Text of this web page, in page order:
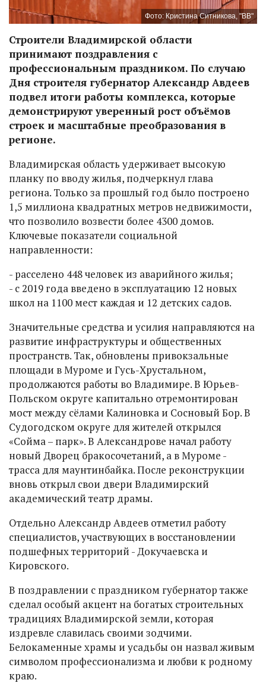
Фото: Кристина Ситникова, "ВВ"
Строители Владимирской области
принимают поздравления с
профессиональным праздником. По случаю
Дня строителя губернатор Александр Авдеев
подвел итоги работы комплекса, которые
демонстрируют уверенный рост объёмов
строек и масштабные преобразования в
регионе.
Владимирская область удерживает высокую
планку по вводу жилья, подчеркнул глава
региона. Только за прошлый год было построено
1,5 миллиона квадратных метров недвижимости,
что позволило возвести более 4300 домов.
Ключевые показатели социальной
направленности:
- расселено 448 человек из аварийного жилья;
- с 2019 года введено в эксплуатацию 12 новых
школ на 1100 мест каждая и 12 детских садов.
Значительные средства и усилия направляются на
развитие инфраструктуры и общественных
пространств. Так, обновлены привокзальные
площади в Муроме и Гусь-Хрустальном,
продолжаются работы во Владимире. В Юрьев-
Польском округе капитально отремонтирован
мост между сёлами Калиновка и Сосновый Бор. В
Судогодском округе для жителей открылся
«Сойма – парк». В Александрове начал работу
новый Дворец бракосочетаний, а в Муроме -
трасса для маунтинбайка. После реконструкции
вновь открыл свои двери Владимирский
академический театр драмы.
Отдельно Александр Авдеев отметил работу
специалистов, участвующих в восстановлении
подшефных территорий - Докучаевска и
Кировского.
В поздравлении с праздником губернатор также
сделал особый акцент на богатых строительных
традициях Владимирской земли, которая
издревле славилась своими зодчими.
Белокаменные храмы и усадьбы он назвал живым
символом профессионализма и любви к родному
краю.